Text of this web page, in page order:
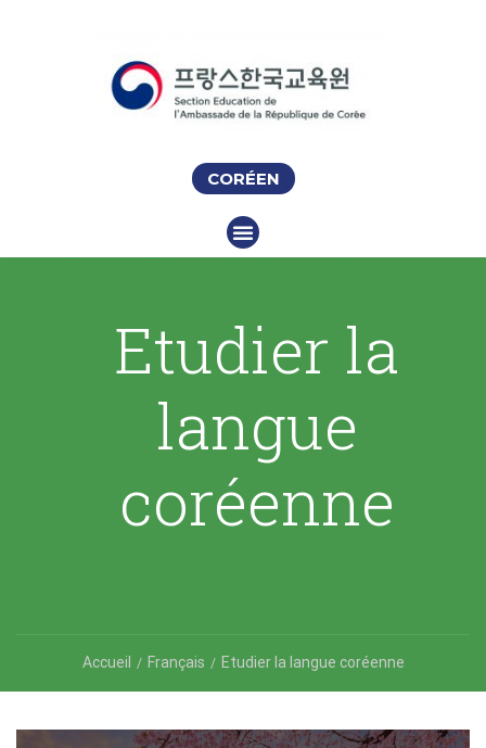
CORÉEN
Etudier la
langue
coréenne
Accueil Français Etudier la langue coréenne